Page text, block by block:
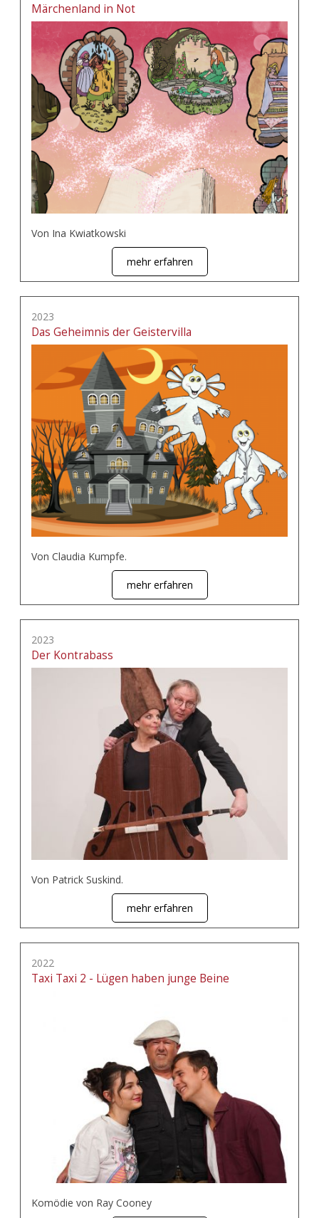
Märchenland in Not
Von Ina Kwiatkowski
mehr erfahren
2023
Das Geheimnis der Geistervilla
Von Claudia Kumpfe.
mehr erfahren
2023
Der Kontrabass
Von Patrick Suskind.
mehr erfahren
2022
Taxi Taxi 2 - Lügen haben junge Beine
Komödie von Ray Cooney